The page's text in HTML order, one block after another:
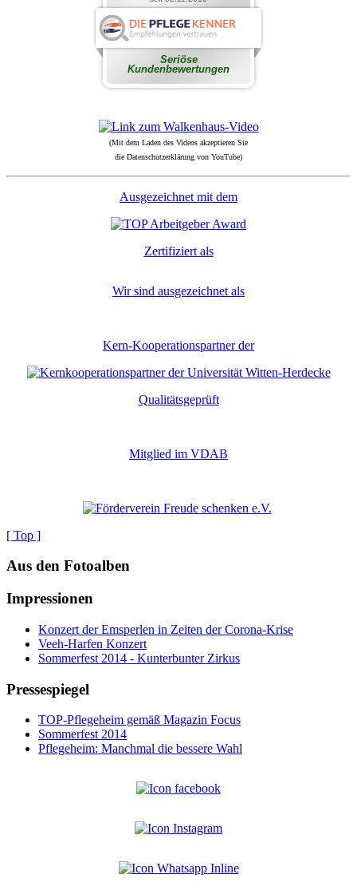
(Mit dem Laden des Videos akzeptieren Sie
die Datenschutzerklärung von YouTube)
Ausgezeichnet mit dem
Zertifiziert als
Wir sind ausgezeichnet als
Kern-Kooperationspartner der
Qualitätsgeprüft
Mitglied im VDAB
[ Top ]
Aus den Fotoalben
Impressionen
Konzert der Emsperlen in Zeiten der Corona-Krise
Veeh-Harfen Konzert
Sommerfest 2014 - Kunterbunter Zirkus
Pressespiegel
TOP-Pflegeheim gemäß Magazin Focus
Sommerfest 2014
Pflegeheim: Manchmal die bessere Wahl